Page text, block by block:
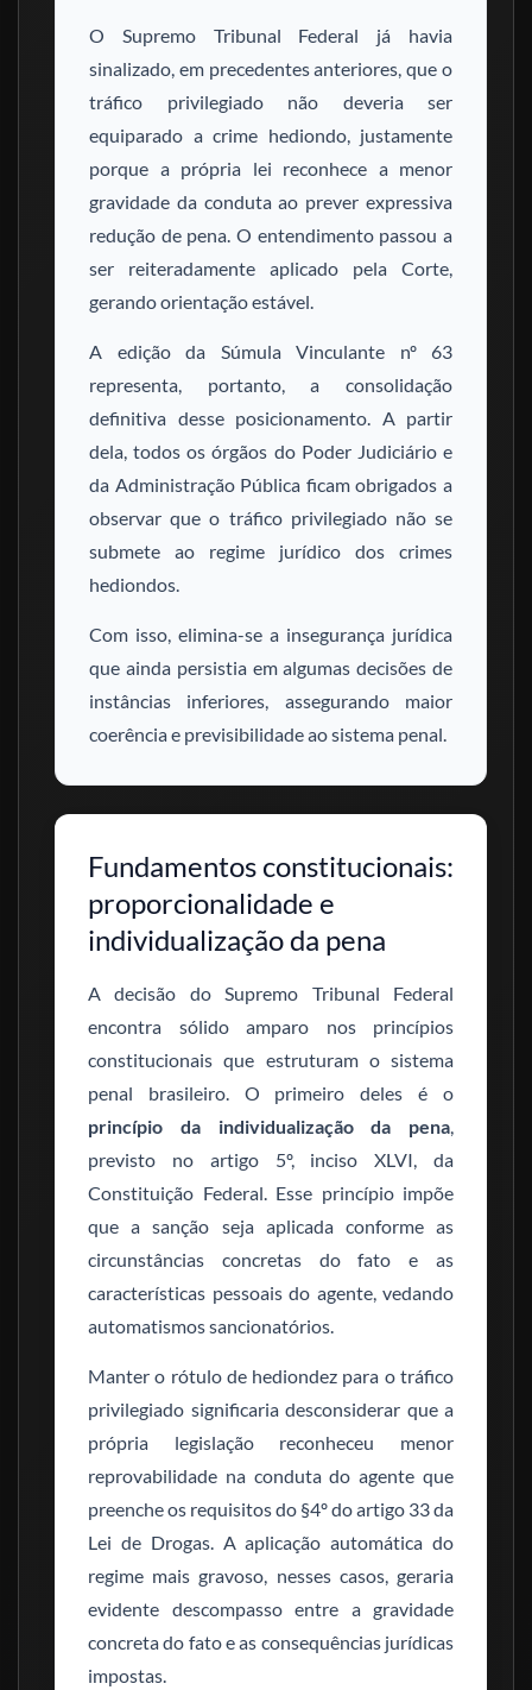
O Supremo Tribunal Federal já havia
sinalizado, em precedentes anteriores, que o
tráfico privilegiado não deveria ser
equiparado a crime hediondo, justamente
porque a própria lei reconhece a menor
gravidade da conduta ao prever expressiva
redução de pena. O entendimento passou a
ser reiteradamente aplicado pela Corte,
gerando orientação estável.
A edição da Súmula Vinculante nº 63
representa, portanto, a consolidação
definitiva desse posicionamento. A partir
dela, todos os órgãos do Poder Judiciário e
da Administração Pública ficam obrigados a
observar que o tráfico privilegiado não se
submete ao regime jurídico dos crimes
hediondos.
Com isso, elimina-se a insegurança jurídica
que ainda persistia em algumas decisões de
instâncias inferiores, assegurando maior
coerência e previsibilidade ao sistema penal.
Fundamentos constitucionais:
proporcionalidade e
individualização da pena
A decisão do Supremo Tribunal Federal
encontra sólido amparo nos princípios
constitucionais que estruturam o sistema
penal brasileiro. O primeiro deles é o
princípio da individualização da pena,
previsto no artigo 5º, inciso XLVI, da
Constituição Federal. Esse princípio impõe
que a sanção seja aplicada conforme as
circunstâncias concretas do fato e as
características pessoais do agente, vedando
automatismos sancionatórios.
Manter o rótulo de hediondez para o tráfico
privilegiado significaria desconsiderar que a
própria legislação reconheceu menor
reprovabilidade na conduta do agente que
preenche os requisitos do §4º do artigo 33 da
Lei de Drogas. A aplicação automática do
regime mais gravoso, nesses casos, geraria
evidente descompasso entre a gravidade
concreta do fato e as consequências jurídicas
impostas.